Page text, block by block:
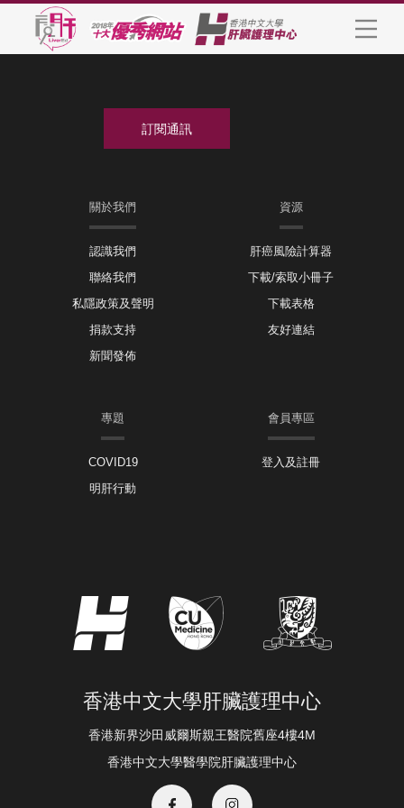
關於我們
認識我們
聯絡我們
私隱政策及聲明
捐款支持
新聞發佈
資源
肝癌風險計算器
下載/索取小冊子
下載表格
友好連結
專題
COVID19
明肝行動
會員專區
登入及註冊
香港中文大學肝臟護理中心
香港新界沙田威爾斯親王醫院舊座4樓4M
香港中文大學醫學院肝臟護理中心